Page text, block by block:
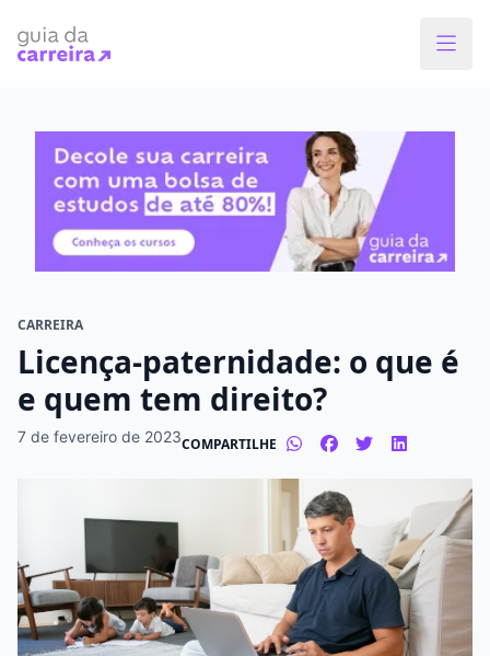
CARREIRA
Licença-paternidade: o que é
e quem tem direito?
7 de fevereiro de 2023COMPARTILHE
Faça o curso dos sonhos
O que você quer estudar?
Modalidade preferida
Presencial
Graduação
Pós